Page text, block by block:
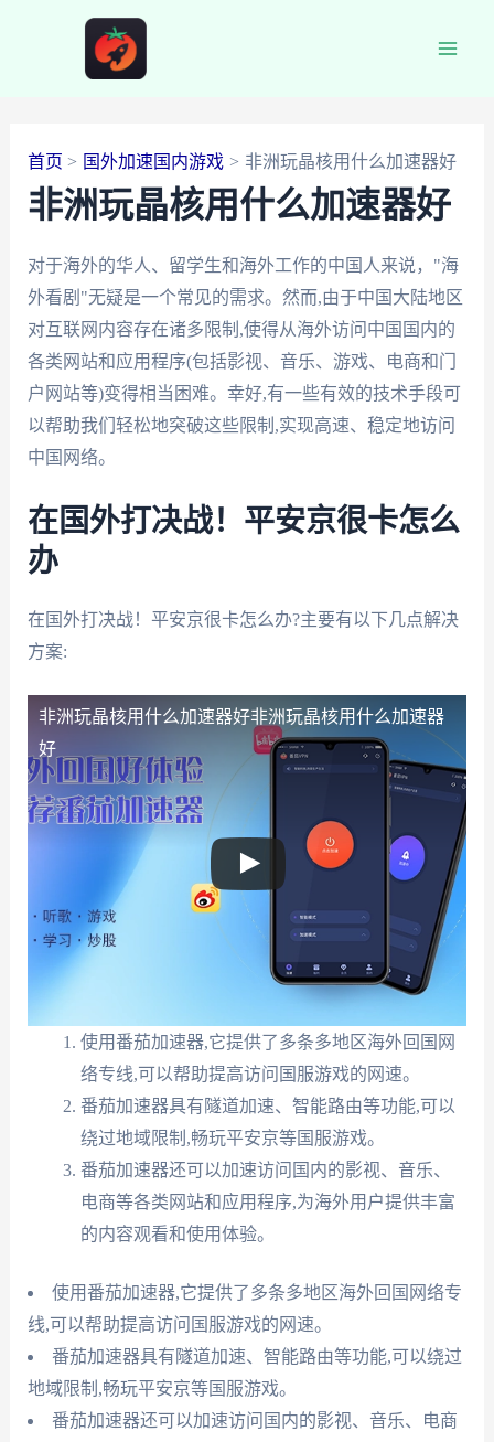
首页 国外加速国内游戏 非洲玩晶核用什么加速器好
非洲玩晶核用什么加速器好
对于海外的华人、留学生和海外工作的中国人来说，"海
外看剧"无疑是一个常见的需求。然而,由于中国大陆地区
对互联网内容存在诸多限制,使得从海外访问中国国内的
各类网站和应用程序(包括影视、音乐、游戏、电商和门
户网站等)变得相当困难。幸好,有一些有效的技术手段可
以帮助我们轻松地突破这些限制,实现高速、稳定地访问
中国网络。
在国外打决战！平安京很卡怎么
办
在国外打决战！平安京很卡怎么办?主要有以下几点解决
方案:
非洲玩晶核用什么加速器好非洲玩晶核用什么加速器
好
使用番茄加速器,它提供了多条多地区海外回国网
络专线,可以帮助提高访问国服游戏的网速。
番茄加速器具有隧道加速、智能路由等功能,可以
绕过地域限制,畅玩平安京等国服游戏。
番茄加速器还可以加速访问国内的影视、音乐、
电商等各类网站和应用程序,为海外用户提供丰富
的内容观看和使用体验。
使用番茄加速器,它提供了多条多地区海外回国网络专
线,可以帮助提高访问国服游戏的网速。
番茄加速器具有隧道加速、智能路由等功能,可以绕过
地域限制,畅玩平安京等国服游戏。
番茄加速器还可以加速访问国内的影视、音乐、电商